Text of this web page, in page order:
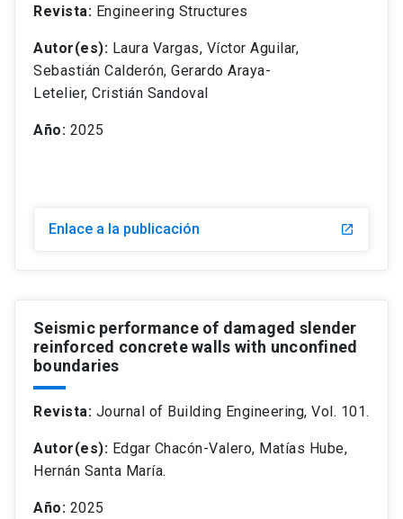
Revista: Engineering Structures
Autor(es): Laura Vargas, Víctor Aguilar,
Sebastián Calderón, Gerardo Araya-
Letelier, Cristián Sandoval
Año: 2025
Enlace a la publicación
Seismic performance of damaged slender
reinforced concrete walls with unconfined
boundaries
Revista: Journal of Building Engineering, Vol. 101.
Autor(es): Edgar Chacón-Valero, Matías Hube,
Hernán Santa María.
Año: 2025